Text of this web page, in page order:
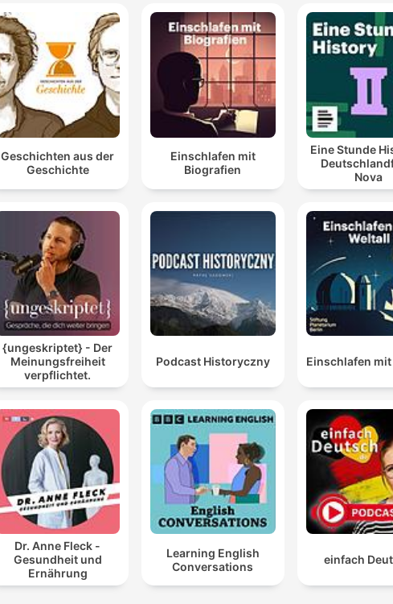
Geschichten aus der
Geschichte
Einschlafen mit
Biografien
Eine Stunde
Nova
{ungeskriptet} - Der
Meinungsfreiheit
verpflichtet.
Podcast Historyczny Einschlafen mit
Dr. Anne Fleck -
Gesundheit und
Ernährung
Learning English
Conversations
einfach